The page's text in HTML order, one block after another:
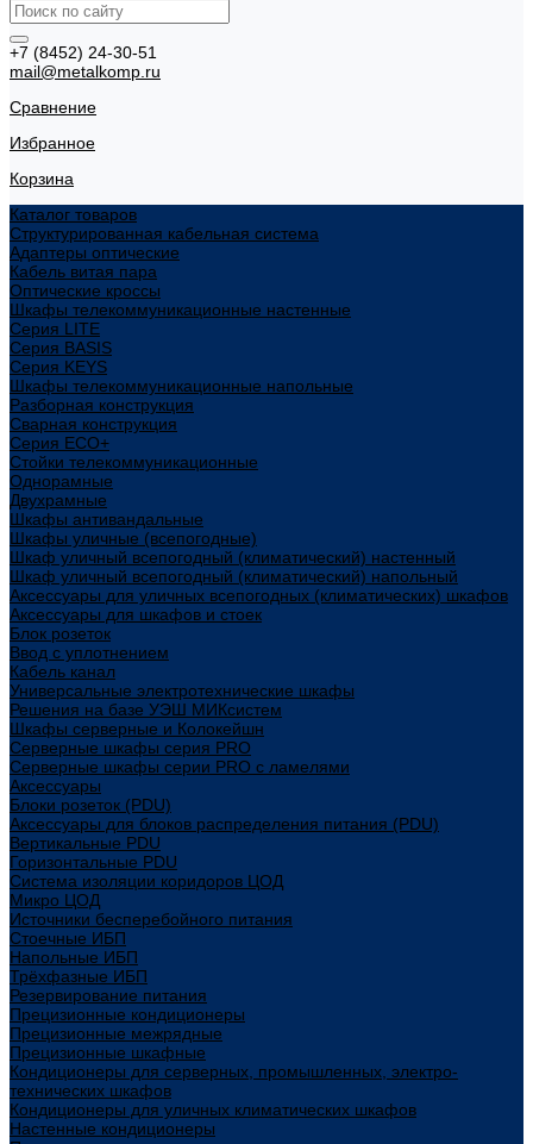
+7 (8452) 24-30-51
mail@metalkomp.ru
Сравнение
Избранное
Корзина
Каталог товаров
Структурированная кабельная система
Адаптеры оптические
Кабель витая пара
Оптические кроссы
Шкафы телекоммуникационные настенные
Cерия LITE
Cерия BASIS
Cерия KEYS
Шкафы телекоммуникационные напольные
Разборная конструкция
Сварная конструкция
Серия ECO+
Стойки телекоммуникационные
Однорамные
Двухрамные
Шкафы антивандальные
Шкафы уличные (всепогодные)
Шкаф уличный всепогодный (климатический) настенный
Шкаф уличный всепогодный (климатический) напольный
Аксессуары для уличных всепогодных (климатических) шкафов
Аксессуары для шкафов и стоек
Блок розеток
Ввод с уплотнением
Кабель канал
Универсальные электротехнические шкафы
Решения на базе УЭШ МИКсистем
Шкафы серверные и Колокейшн
Серверные шкафы серия PRO
Серверные шкафы серии PRO с ламелями
Аксессуары
Блоки розеток (PDU)
Аксессуары для блоков распределения питания (PDU)
Вертикальные PDU
Горизонтальные PDU
Система изоляции коридоров ЦОД
Микро ЦОД
Источники бесперебойного питания
Стоечные ИБП
Напольные ИБП
Трёхфазные ИБП
Резервирование питания
Прецизионные кондиционеры
Прецизионные межрядные
Прецизионные шкафные
Кондиционеры для серверных, промышленных, электро-
технических шкафов
Кондиционеры для уличных климатических шкафов
Настенные кондиционеры